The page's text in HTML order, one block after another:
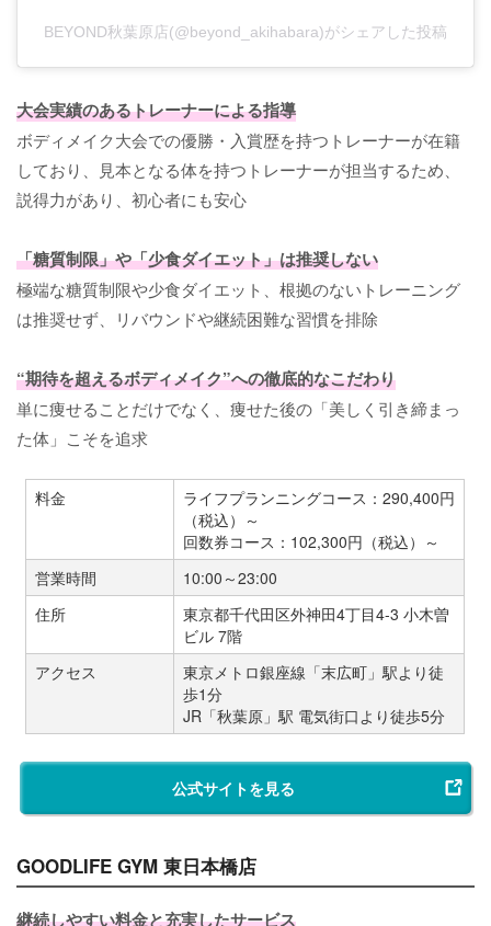
BEYOND秋葉原店(@beyond_akihabara)がシェアした投稿
大会実績のあるトレーナーによる指導
ボディメイク大会での優勝・入賞歴を持つトレーナーが在籍
しており、見本となる体を持つトレーナーが担当するため、
説得力があり、初心者にも安心
「糖質制限」や「少食ダイエット」は推奨しない
極端な糖質制限や少食ダイエット、根拠のないトレーニング
は推奨せず、リバウンドや継続困難な習慣を排除
“期待を超えるボディメイク”への徹底的なこだわり
単に痩せることだけでなく、痩せた後の「美しく引き締まっ
た体」こそを追求
料金
ライフプランニングコース：290,400円
（税込）～
回数券コース：102,300円（税込）～
営業時間
10:00～23:00
住所
東京都千代田区外神田4丁目4-3 小木曽
ビル 7階
アクセス
東京メトロ銀座線「末広町」駅より徒
歩1分
JR「秋葉原」駅 電気街口より徒歩5分
公式サイトを見る
GOODLIFE GYM 東日本橋店
継続しやすい料金と充実したサービス